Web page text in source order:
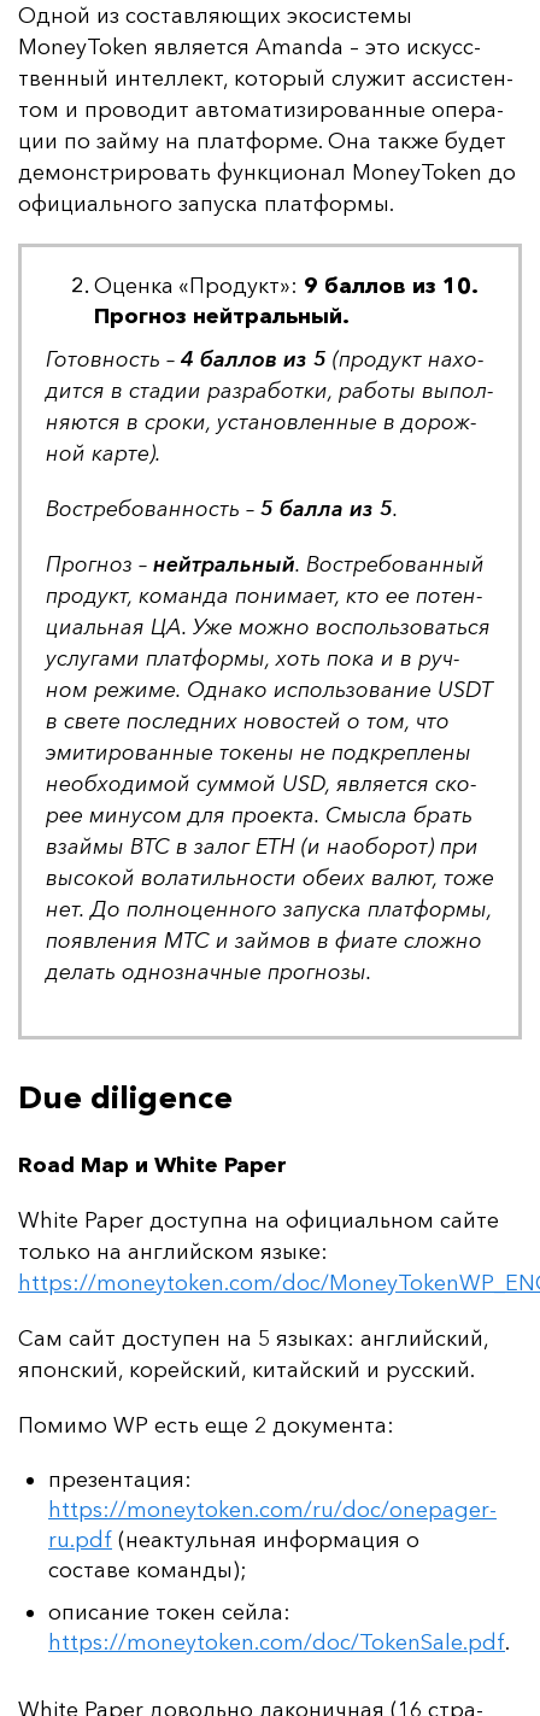
Од­ной из сос­тав­ля­ющих эко­сис­те­мы
MoneyToken яв­ля­ет­ся Amanda – это ис­кусс­
твен­ный ин­тел­лект, ко­то­рый слу­жит ас­сис­тен­
том и про­во­дит ав­то­ма­ти­зи­ро­ван­ные опе­ра­
ции по зай­му на плат­фор­ме. Она так­же бу­дет
де­монс­три­ро­вать фун­кци­онал MoneyToken до
офи­ци­аль­но­го за­пус­ка плат­фор­мы.
Оценка «Продукт»: 9 баллов из 10.
Прогноз нейтральный.
Го­тов­ность – 4 бал­лов из 5 (про­дукт на­хо­
дит­ся в ста­дии раз­ра­бот­ки, ра­бо­ты вы­пол­
ня­ют­ся в сро­ки, ус­та­нов­лен­ные в до­рож­
ной кар­те).
Вос­тре­бо­ван­ность – 5 бал­ла из 5.
Прог­ноз – ней­траль­ный. Вос­тре­бо­ван­ный
про­дукт, ко­ман­да по­ни­ма­ет, кто ее по­тен­
ци­аль­ная ЦА. Уже мож­но вос­поль­зо­вать­ся
ус­лу­га­ми плат­фор­мы, хоть по­ка и в руч­
ном ре­жи­ме. Од­на­ко ис­поль­зо­ва­ние USDT
в све­те пос­лед­них но­вос­тей о том, что
эми­ти­ро­ван­ные то­ке­ны не под­креп­ле­ны
не­об­хо­ди­мой сум­мой USD, яв­ля­ет­ся ско­
рее ми­ну­сом для про­ек­та. Смыс­ла брать
взай­мы BTC в за­лог ETH (и на­обо­рот) при
вы­со­кой во­ла­тиль­нос­ти обе­их ва­лют, то­же
нет. До пол­но­цен­но­го за­пус­ка плат­фор­мы,
по­яв­ле­ния MTC и зай­мов в фи­ате слож­но
де­лать од­ноз­нач­ные прог­но­зы.
Due diligence
Road Map и White Paper
White Paper дос­туп­на на офи­ци­аль­ном сай­те
толь­ко на ан­глий­ском язы­ке:
https://moneytoken.com/doc/
Сам сайт дос­ту­пен на 5 язы­ках: ан­глий­ский,
япон­ский, ко­рей­ский, ки­тай­ский и рус­ский.
По­ми­мо WP есть еще 2 до­ку­мен­та:
презентация:
https://moneytoken.com/ru/doc/onepager-
ru.pdf (неактульная информация о
составе команды);
описание токен сейла:
https://moneytoken.com/doc/TokenSale.pdf.
White Paper до­воль­но ла­ко­нич­ная (16 стра­